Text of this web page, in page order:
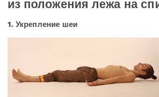
из положения лежа на
1. Укрепление шеи